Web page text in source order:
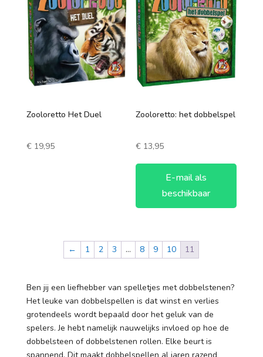
Zooloretto Het Duel
€19,95
Zooloretto: het dobbelspel
€ 13,95
E-mail als
beschikbaar
← 1 2 3 … 8 9 10 11
Ben jij een liefhebber van spelletjes met dobbelstenen?
Het leuke van dobbelspellen is dat winst en verlies
grotendeels wordt bepaald door het geluk van de
spelers. Je hebt namelijk nauwelijks invloed op hoe de
dobbelsteen of dobbelstenen rollen. Elke beurt is